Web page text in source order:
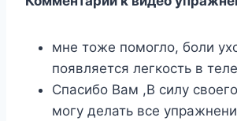
мне тоже помогло, боли
появляется легкость в
Спасибо Вам ,В силу
могу делать все